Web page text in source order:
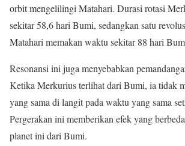
orbit mengelilingi Matahari. Durasi rotasi
sekitar 58,6 hari Bumi, sedangkan satu
Matahari memakan waktu sekitar 88 hari
Resonansi ini juga menyebabkan
Ketika Merkurius terlihat dari Bumi, ia tidak
yang sama di langit pada waktu yang sama
Pergerakan ini memberikan efek yang
planet ini dari Bumi.